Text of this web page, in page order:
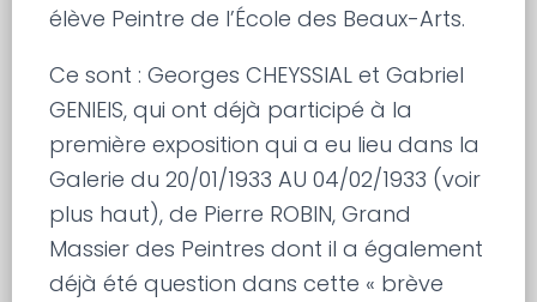
élève Peintre de l’École des Beaux-Arts.
Ce sont : Georges CHEYSSIAL et Gabriel
GENIEIS, qui ont déjà participé à la
première exposition qui a eu lieu dans la
Galerie du 20/01/1933 AU 04/02/1933 (voir
plus haut), de Pierre ROBIN, Grand
Massier des Peintres dont il a également
déjà été question dans cette « brève